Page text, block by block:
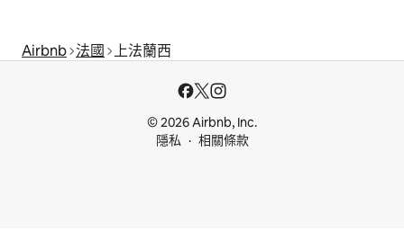
Airbnb 法國 上法蘭西
© 2026 Airbnb, Inc.
隱私
相關條款